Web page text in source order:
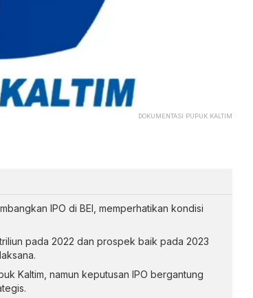
DOKUMENTASI PUPUK KALTIM
IPO di BEI, memperhatikan kondisi
pada 2022 dan prospek baik pada 2023
Kaltim, namun keputusan IPO bergantung